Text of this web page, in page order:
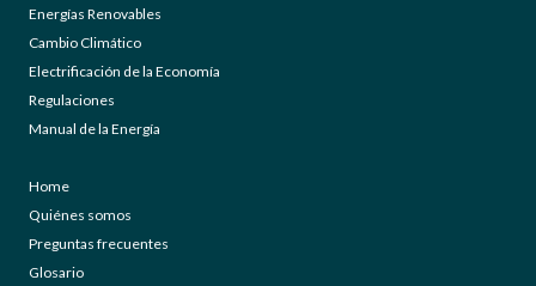
Energías Renovables
Cambio Climático
Electrificación de la Economía
Regulaciones
Manual de la Energía
Home
Quiénes somos
Preguntas frecuentes
Glosario